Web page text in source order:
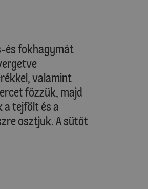
és fokhagymát
valamint
főzzük, majd
a tejfölt és a
osztjuk. A sütőt